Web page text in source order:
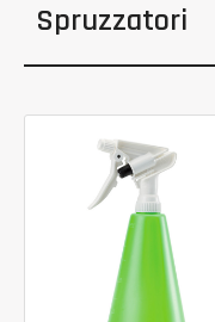
Spruzzatori